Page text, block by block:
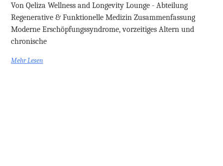
Von Qeliza Wellness and Longevity Lounge - Abteilung
Regenerative & Funktionelle Medizin Zusammenfassung
Moderne Erschöpfungssyndrome, vorzeitiges Altern und
chronische
Mehr Lesen